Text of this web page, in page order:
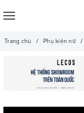
Trang chủ Phụ kiện nữ